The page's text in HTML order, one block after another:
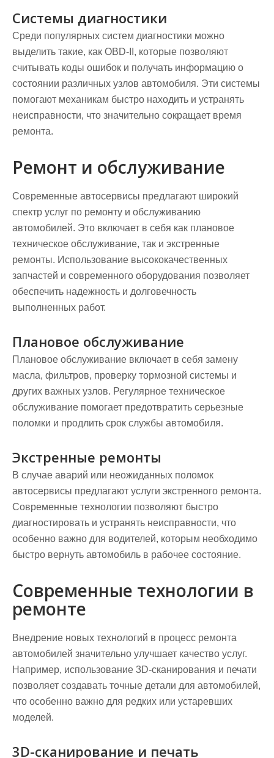
Системы диагностики
Среди популярных систем диагностики можно
выделить такие, как OBD-II, которые позволяют
считывать коды ошибок и получать информацию о
состоянии различных узлов автомобиля. Эти системы
помогают механикам быстро находить и устранять
неисправности, что значительно сокращает время
ремонта.
Ремонт и обслуживание
Современные автосервисы предлагают широкий
спектр услуг по ремонту и обслуживанию
автомобилей. Это включает в себя как плановое
техническое обслуживание, так и экстренные
ремонты. Использование высококачественных
запчастей и современного оборудования позволяет
обеспечить надежность и долговечность
выполненных работ.
Плановое обслуживание
Плановое обслуживание включает в себя замену
масла, фильтров, проверку тормозной системы и
других важных узлов. Регулярное техническое
обслуживание помогает предотвратить серьезные
поломки и продлить срок службы автомобиля.
Экстренные ремонты
В случае аварий или неожиданных поломок
автосервисы предлагают услуги экстренного ремонта.
Современные технологии позволяют быстро
диагностировать и устранять неисправности, что
особенно важно для водителей, которым необходимо
быстро вернуть автомобиль в рабочее состояние.
Современные технологии в
ремонте
Внедрение новых технологий в процесс ремонта
автомобилей значительно улучшает качество услуг.
Например, использование 3D-сканирования и печати
позволяет создавать точные детали для автомобилей,
что особенно важно для редких или устаревших
моделей.
3D-сканирование и печать